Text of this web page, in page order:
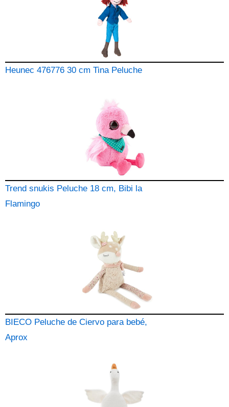
Heunec 476776 30 cm Tina Peluche
Trend snukis Peluche 18 cm, Bibi la
Flamingo
BIECO Peluche de Ciervo para bebé,
Aprox